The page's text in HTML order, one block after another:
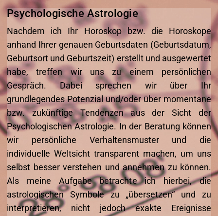
Psychologische Astrologie
Psychologische Astrologie
Nachdem ich Ihr Horoskop bzw. die Horoskope
anhand Ihrer genauen Geburtsdaten (Geburtsdatum,
Geburtsort und Geburtszeit) erstellt und ausgewertet
habe, treffen wir uns zu einem persönlichen
Gespräch. Dabei sprechen wir über Ihr
grundlegendes Potenzial und/oder über momentane
bzw. zukünftige Tendenzen aus der Sicht der
Psychologischen Astrologie. In der Beratung können
wir persönliche Verhaltensmuster und die
individuelle Weltsicht transparent machen, um uns
selbst besser verstehen und annehmen zu können.
Als meine Aufgabe betrachte ich hierbei, die
astrologischen Symbole zu „übersetzen“ und zu
interpretieren, nicht jedoch exakte Ereignisse